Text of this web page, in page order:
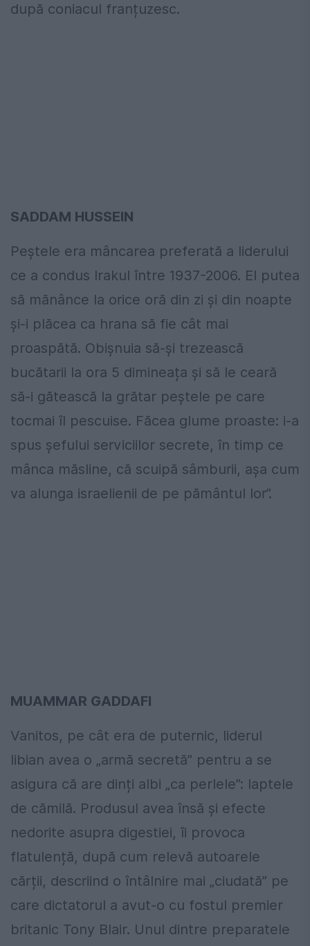
după coniacul franțuzesc.
SADDAM HUSSEIN
Peștele era mâncarea preferată a liderului
ce a condus Irakul între 1937-2006. El putea
să mănânce la orice oră din zi și din noapte
și-i plăcea ca hrana să fie cât mai
proaspătă. Obișnuia să-și trezească
bucătarii la ora 5 dimineața și să le ceară
să-i gătească la grătar peștele pe care
tocmai îl pescuise. Făcea glume proaste: i-a
spus șefului serviciilor secrete, în timp ce
mânca măsline, că scuipă sâmburii, așa cum
va alunga israelienii de pe pământul lor”.
MUAMMAR GADDAFI
Vanitos, pe cât era de puternic, liderul
libian avea o „armă secretă” pentru a se
asigura că are dinți albi „ca perlele”: laptele
de cămilă. Produsul avea însă și efecte
nedorite asupra digestiei, îi provoca
flatulență, după cum relevă autoarele
cărții, descriind o întâlnire mai „ciudată” pe
care dictatorul a avut-o cu fostul premier
britanic Tony Blair. Unul dintre preparatele